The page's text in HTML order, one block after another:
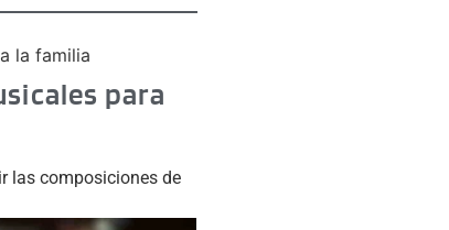
la familia
para
las composiciones de